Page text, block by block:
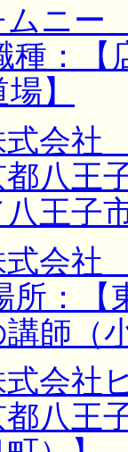
ムニ
種：【
】
式会
八王
王子
式会
所：【
講師（
式会
八王